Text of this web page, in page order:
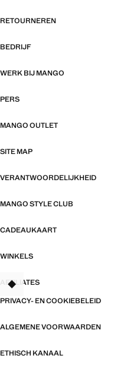
RETOURNEREN
BEDRIJF
WERK BIJ MANGO
PERS
MANGO OUTLET
SITE MAP
VERANTWOORDELIJKHEID
MANGO STYLE CLUB
CADEAUKAART
WINKELS
AFFILIATES
PRIVACY- EN COOKIEBELEID
ALGEMENE VOORWAARDEN
ETHISCH KANAAL